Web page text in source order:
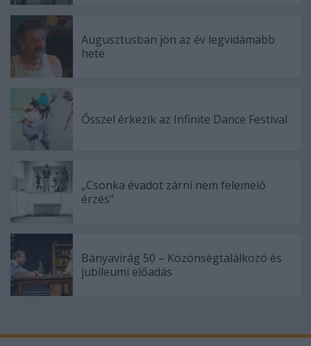
Augusztusban jön az év legvidámabb
hete
Ősszel érkezik az Infinite Dance Festival
„Csonka évadot zárni nem felemelő
érzés"
Bányavirág 50 – Közönségtalálkozó és
jubileumi előadás